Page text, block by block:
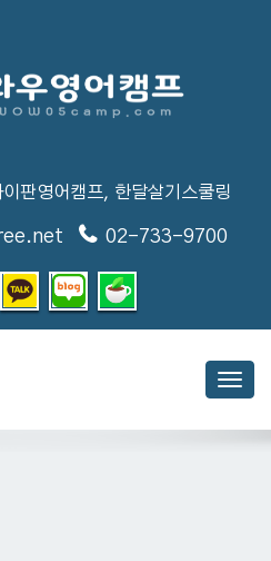
판영어캠프, 한달살기스쿨링
02-733-9700